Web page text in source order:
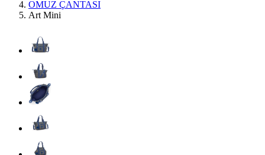
OMUZ ÇANTASI
Art Mini